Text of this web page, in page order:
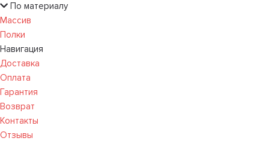
По материалу
Массив
Полки
Навигация
Доставка
Оплата
Гарантия
Возврат
Контакты
Отзывы